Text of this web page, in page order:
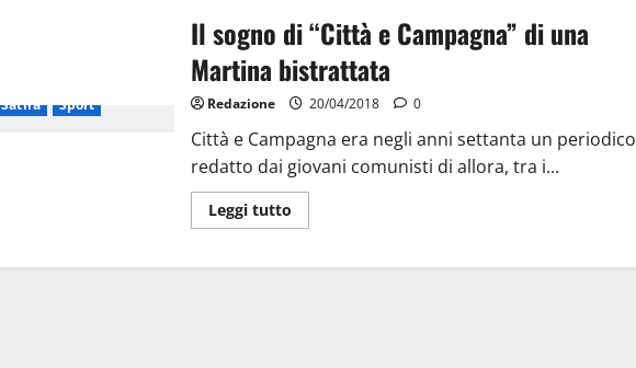
Satira Sport
Il sogno di “Città e Campagna” di una
Martina bistrattata
Redazione 20/04/2018 0
Città e Campagna era negli anni settanta un periodico
redatto dai giovani comunisti di allora, tra i...
Leggi tutto